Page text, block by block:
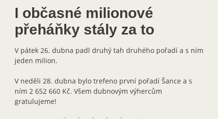
I občasné milionové
přeháňky stály za to
V pátek 26. dubna padl druhý tah druhého pořadí a s ním
jeden milion.
V neděli 28. dubna bylo trefeno první pořadí Šance a s
ním 2 652 660 Kč. Všem dubnovým výhercům
gratulujeme!